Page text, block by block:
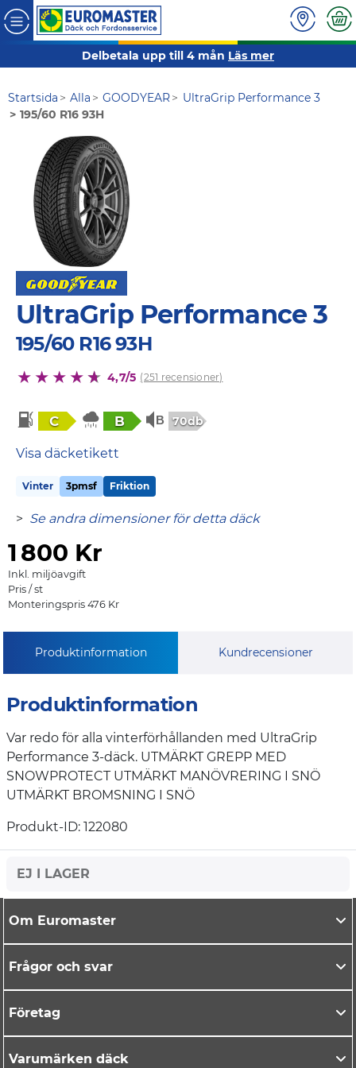
Delbetala upp till 4 mån Läs mer
Startsida Alla GOODYEAR
UltraGrip Performance 3
195/60 R16 93H
UltraGrip Performance 3
195/60 R16 93H
4,7/5 (251 recensioner)
C B 70db
Visa däcketikett
Vinter 3pmsf Friktion
> Se andra dimensioner för detta däck
1800 Kr
Inkl. miljöavgift
Pris / st
Monteringspris 476 Kr
Produktinformation Kundrecensioner
Produktinformation
Var redo för alla vinterförhållanden med UltraGrip
Performance 3-däck. UTMÄRKT GREPP MED
SNOWPROTECT UTMÄRKT MANÖVRERING I SNÖ
UTMÄRKT BROMSNING I SNÖ
Produkt-ID: 122080
EJ I LAGER
Om Euromaster
Frågor och svar
Företag
Varumärken däck